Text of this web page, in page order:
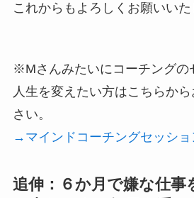
これからもよろしくお願いいた
※Mさんみたいにコーチングの
人生を変えたい方はこちらか
さい。
→マインドコーチングセッショ
追伸：６か月で嫌な仕事